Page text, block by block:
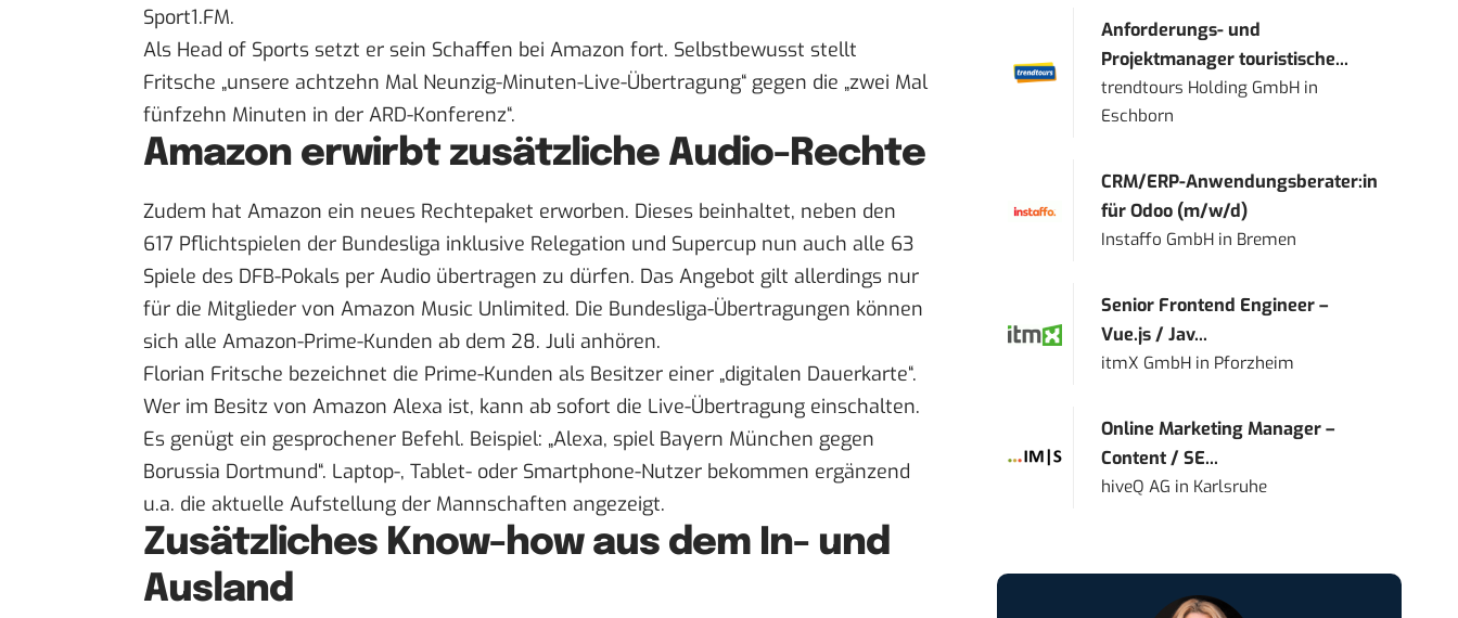
Sport1.FM.
Als Head of Sports setzt er sein Schaffen bei Amazon fort. Selbstbewusst stellt
Fritsche „unsere achtzehn Mal Neunzig-Minuten-Live-Übertragung“ gegen die „zwei Mal
fünfzehn Minuten in der ARD-Konferenz“.
Amazon erwirbt zusätzliche Audio-Rechte
Zudem hat Amazon ein neues Rechtepaket erworben. Dieses beinhaltet, neben den
617 Pflichtspielen der Bundesliga inklusive Relegation und Supercup nun auch alle 63
Spiele des DFB-Pokals per Audio übertragen zu dürfen. Das Angebot gilt allerdings nur
für die Mitglieder von Amazon Music Unlimited. Die Bundesliga-Übertragungen können
sich alle Amazon-Prime-Kunden ab dem 28. Juli anhören.
Florian Fritsche bezeichnet die Prime-Kunden als Besitzer einer „digitalen Dauerkarte“.
Wer im Besitz von Amazon Alexa ist, kann ab sofort die Live-Übertragung einschalten.
Es genügt ein gesprochener Befehl. Beispiel: „Alexa, spiel Bayern München gegen
Borussia Dortmund“. Laptop-, Tablet- oder Smartphone-Nutzer bekommen ergänzend
u.a. die aktuelle Aufstellung der Mannschaften angezeigt.
Zusätzliches Know-how aus dem In- und
Ausland
Anforderungs- und
Projektmanager touristische...
trendtours Holding GmbH in
Eschborn
CRM/ERP-Anwendungsberater:in
für Odoo (m/w/d)
Instaffo GmbH in Bremen
Senior Frontend Engineer –
Vue.js / Jav...
itmX GmbH in Pforzheim
Online Marketing Manager –
Content / SE...
hiveQ AG in Karlsruhe